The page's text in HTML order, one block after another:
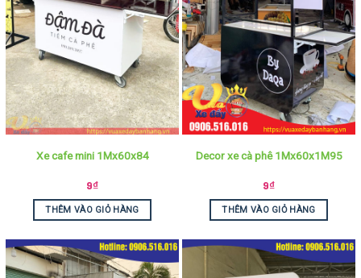
Xe cafe mini 1Mx60x84
9₫
THÊM VÀO GIỎ HÀNG
Decor xe cà phê 1Mx60x1M95
9₫
THÊM VÀO GIỎ HÀNG